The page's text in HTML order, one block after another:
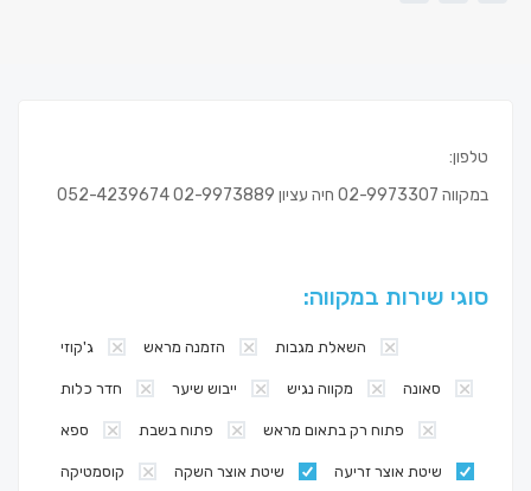
טלפון:
במקווה 02-9973307 חיה עציון 02-9973889 052-4239674
סוגי שירות במקווה:
ג'קוזי הזמנה מראש השאלת מגבות
חדר כלות ייבוש שיער מקווה נגיש סאונה
ספא פתוח בשבת פתוח רק בתאום מראש
קוסמטיקה שיטת אוצר השקה שיטת אוצר זריעה